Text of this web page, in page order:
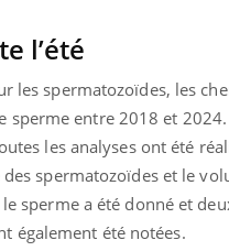
l’été
les spermatozoïdes, les
entre 2018 et
les analyses ont été
spermatozoïdes et le
sperme a été donné et
également été notées.